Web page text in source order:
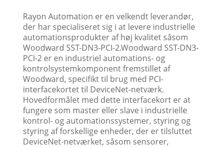
Rayon Automation er en velkendt leverandør,
der har specialiseret sig i at levere industrielle
automationsprodukter af høj kvalitet såsom
Woodward SST-DN3-PCI-2.Woodward SST-DN3-
PCI-2 er en industriel automations- og
kontrolsystemkomponent fremstillet af
Woodward, specifikt til brug med PCI-
interfacekortet til DeviceNet-netværk.
Hovedformålet med dette interfacekort er at
fungere som master eller slave i industrielle
kontrol- og automationssystemer, styring og
styring af forskellige enheder, der er tilsluttet
DeviceNet-netværket, såsom sensorer,